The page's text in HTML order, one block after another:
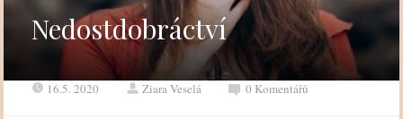
Nedostdobráctví
16.5. 2020 Ziara Veselá 0 Komentářů